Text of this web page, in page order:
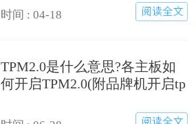
时间 : 04-18
TPM2.0是什么意思?各主板如
何开启TPM2.0(附品牌机开启tp